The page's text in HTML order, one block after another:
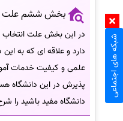
بخش ششم علت
در این بخش علت انتخاب
دارد و علاقه ای که به این
علمی و کیفیت خدمات
پذیرش در این دانشگاه
دانشگاه مفید باشید را
شبکه های اجتماعی